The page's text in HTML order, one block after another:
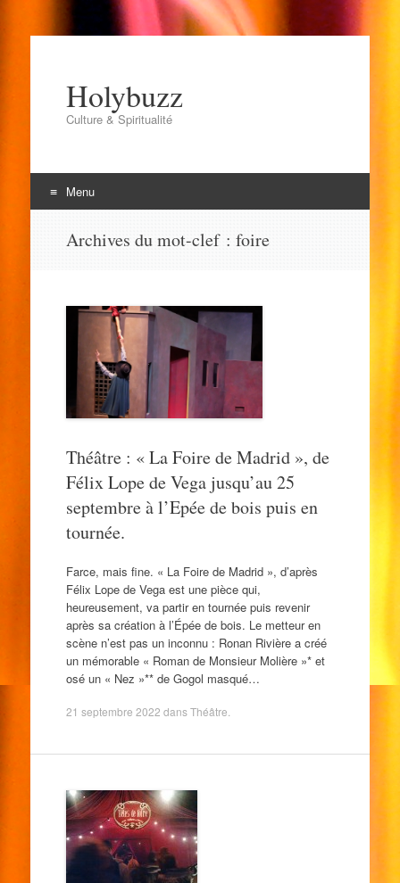
Holybuzz
Culture & Spiritualité
Menu
Archives du mot-clef : foire
Théâtre : « La Foire de Madrid », de
Félix Lope de Vega jusqu’au 25
septembre à l’Epée de bois puis en
tournée.
Farce, mais fine. « La Foire de Madrid », d’après
Félix Lope de Vega est une pièce qui,
heureusement, va partir en tournée puis revenir
après sa création à l’Épée de bois. Le metteur en
scène n’est pas un inconnu : Ronan Rivière a créé
un mémorable « Roman de Monsieur Molière »* et
osé un « Nez »** de Gogol masqué…
21 septembre 2022 dansThéâtre